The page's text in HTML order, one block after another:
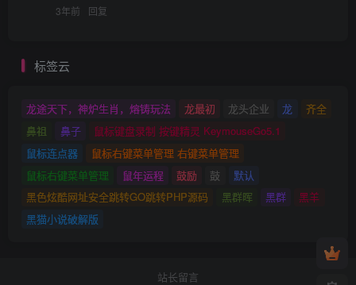
3年前 回复
标签云
龙途天下，神炉生肖，熔铸玩法 龙最初 龙头企业 龙
齐全
鼻祖
鼻子
鼠标键盘录制 按键精灵 KeymouseGo5.1
鼠标连点器
鼠标右键菜单管理 右键菜单管理
鼠标右键菜单管理
鼠年运程 鼓励 鼓
默认
黑色炫酷网址安全跳转GO跳转PHP源码
黑群晖 黑群
黑羊
黑猫小说破解版
站长留言